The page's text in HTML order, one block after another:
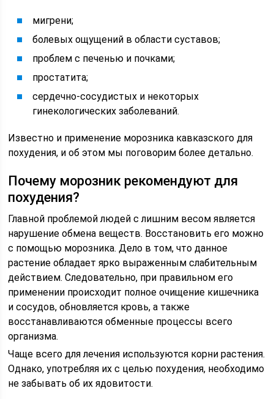
мигрени;
болевых ощущений в области суставов;
проблем с печенью и почками;
простатита;
сердечно-сосудистых и некоторых
гинекологических заболеваний.
Известно и применение морозника кавказского для
похудения, и об этом мы поговорим более детально.
Почему морозник рекомендуют для
похудения?
Главной проблемой людей с лишним весом является
нарушение обмена веществ. Восстановить его можно
с помощью морозника. Дело в том, что данное
растение обладает ярко выраженным слабительным
действием. Следовательно, при правильном его
применении происходит полное очищение кишечника
и сосудов, обновляется кровь, а также
восстанавливаются обменные процессы всего
организма.
Чаще всего для лечения используются корни растения.
Однако, употребляя их с целью похудения, необходимо
не забывать об их ядовитости.